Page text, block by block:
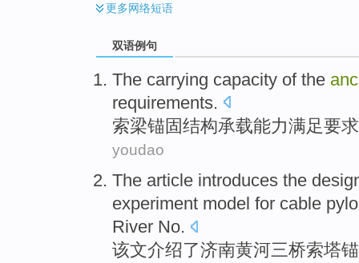
更多网络短语
双语例句
The carrying capacity of the
requirements.
索梁锚固结构承载能力满足要求
youdao
The article introduces the
experiment model for cable
River No.
该文介绍了济南黄河三桥索塔